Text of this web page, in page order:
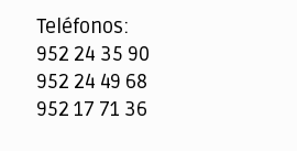
Teléfonos:
952 24 35 90
952 24 49 68
952 17 71 36